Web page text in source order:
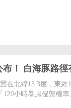
！ 白海豚路徑
在北緯13.3度，東
小時暴風侵襲機率